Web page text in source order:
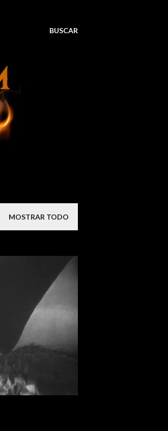
BUSCAR
MOSTRAR TODO